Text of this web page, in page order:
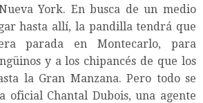
York. En busca de un medio
hasta allí, la pandilla tendrá que
parada en Montecarlo, para
y a los chipancés de que los
la Gran Manzana. Pero todo se
oficial Chantal Dubois, una agente